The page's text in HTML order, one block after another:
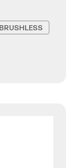
BRUSHLESS